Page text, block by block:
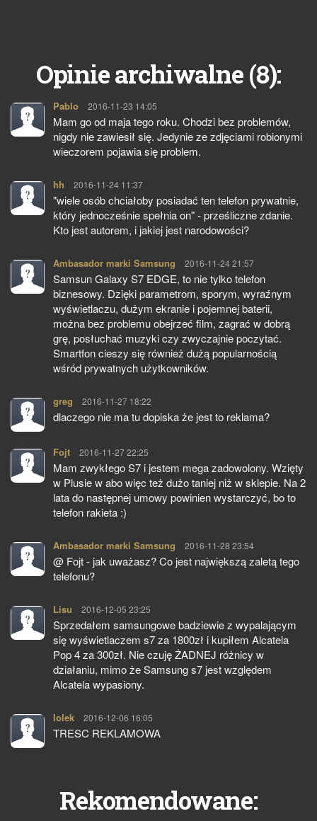
Opinie archiwalne (8):
Pablo pisze:
2016-11-23 14:05
Mam go od maja tego roku. Chodzi bez problemów,
nigdy nie zawiesił się. Jedynie ze zdjęciami robionymi
wieczorem pojawia się problem.
hh pisze:
2016-11-24 11:37
"wiele osób chciałoby posiadać ten telefon prywatnie,
który jednocześnie spełnia on" - prześliczne zdanie.
Kto jest autorem, i jakiej jest narodowości?
Ambasador marki Samsung pisze:
2016-11-24 21:57
Samsun Galaxy S7 EDGE, to nie tylko telefon
biznesowy. Dzięki parametrom, sporym, wyraźnym
wyświetlaczu, dużym ekranie i pojemnej baterii,
można bez problemu obejrzeć film, zagrać w dobrą
grę, posłuchać muzyki czy zwyczajnie poczytać.
Smartfon cieszy się również dużą popularnością
wśród prywatnych użytkowników.
greg pisze:
2016-11-27 18:22
dlaczego nie ma tu dopiska że jest to reklama?
Fojt pisze:
2016-11-27 22:25
Mam zwykłego S7 i jestem mega zadowolony. Wzięty
w Plusie w abo więc też dużo taniej niż w sklepie. Na 2
lata do następnej umowy powinien wystarczyć, bo to
telefon rakieta :)
Ambasador marki Samsung pisze:
2016-11-28 23:54
@ Fojt - jak uważasz? Co jest największą zaletą tego
telefonu?
Lisu pisze:
2016-12-05 23:25
Sprzedałem samsungowe badziewie z wypalającym
się wyświetlaczem s7 za 1800zł i kupiłem Alcatela
Pop 4 za 300zł. Nie czuję ŻADNEJ różnicy w
działaniu, mimo że Samsung s7 jest względem
Alcatela wypasiony.
lolek pisze:
2016-12-06 16:05
TRESC REKLAMOWA
Rekomendowane: